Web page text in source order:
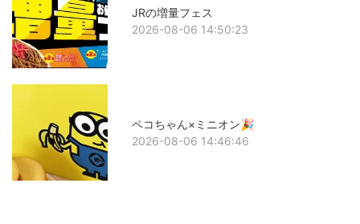
JRの増量フェス
2026-08-06 14:50:23
ペコちゃん×ミニオン🎉
2026-08-06 14:46:46